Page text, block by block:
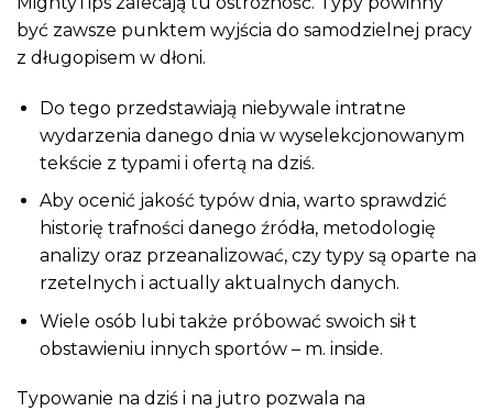
być zawsze punktem wyjścia do samodzielnej pracy
z długopisem w dłoni.
Do tego przedstawiają niebywale intratne
wydarzenia danego dnia w wyselekcjonowanym
tekście z typami i ofertą na dziś.
Aby ocenić jakość typów dnia, warto sprawdzić
historię trafności danego źródła, metodologię
analizy oraz przeanalizować, czy typy są oparte na
rzetelnych i actually aktualnych danych.
Wiele osób lubi także próbować swoich sił t
obstawieniu innych sportów – m. inside.
Typowanie na dziś i na jutro pozwala na